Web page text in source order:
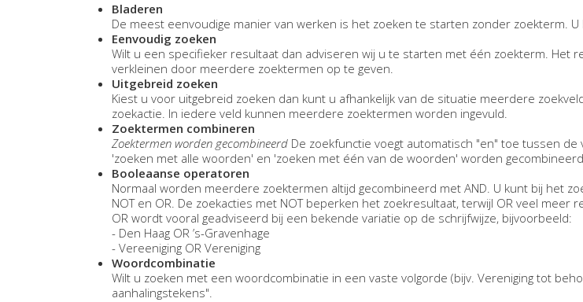
Bladeren
De meest eenvoudige manier van werken is het zoeken te starten zonder zoekterm.
Eenvoudig zoeken
Wilt u een specifieker resultaat dan adviseren wij u te starten met één zoekterm. Het
verkleinen door meerdere zoektermen op te geven.
Uitgebreid zoeken
Kiest u voor uitgebreid zoeken dan kunt u afhankelijk van de situatie meerdere
zoekactie. In iedere veld kunnen meerdere zoektermen worden ingevuld.
Zoektermen combineren
Zoektermen worden gecombineerd De zoekfunctie voegt automatisch "en" toe tussen
'zoeken met alle woorden' en 'zoeken met één van de woorden' worden
Booleaanse operatoren
Normaal worden meerdere zoektermen altijd gecombineerd met AND. U kunt bij het
NOT en OR. De zoekacties met NOT beperken het zoekresultaat, terwijl OR veel meer
OR wordt vooral geadviseerd bij een bekende variatie op de schrijfwijze, bijvoorbeeld:
- Den Haag OR ’s-Gravenhage
- Vereeniging OR Vereniging
Woordcombinatie
Wilt u zoeken met een woordcombinatie in een vaste volgorde (bijv. Vereniging tot
aanhalingstekens".